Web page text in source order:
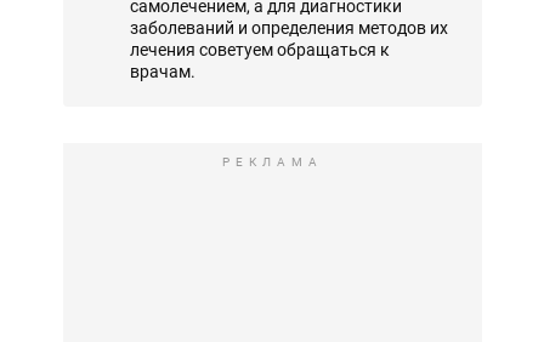
самолечением, а для диагностики
заболеваний и определения методов их
лечения советуем обращаться к
врачам.
РЕКЛАМА